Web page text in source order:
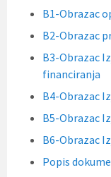
B1-Obrazac
B2-Obrazac
B3-Obrazac
financiranja
B4-Obrazac
B5-Obrazac
B6-Obrazac
Popis